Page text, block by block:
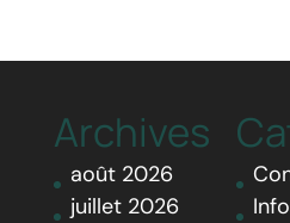
Archives
août 2026
juillet 2026